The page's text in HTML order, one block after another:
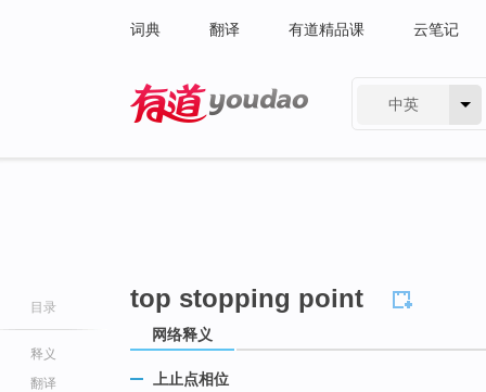
词典 翻译 有道精品课 云笔记
中英
目录
释义
翻译
top stopping point
网络释义
上止点相位